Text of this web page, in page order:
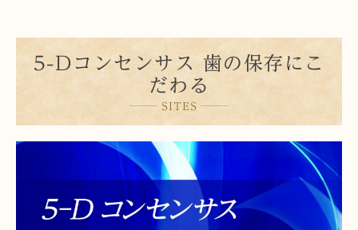
5-Dコンセンサス 歯の保存にこ
だわる